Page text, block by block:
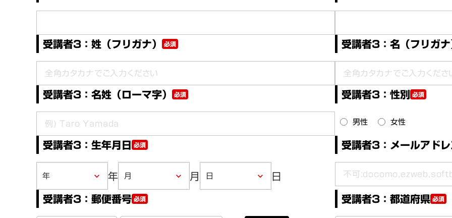
受講者3：姓（フリガナ） 必須 受講者3：名（フリガナ
受講者3：名姓（ローマ字） 必須 受講者3：性別 必須
男性 女性
受講者3：生年月日 必須
keyboard_arrow_down 年 keyboard_arrow_down 月 keyboard_arrow_down 日
受講者3：メールアド
受講者3：郵便番号必須 受講者3：都道府県必須